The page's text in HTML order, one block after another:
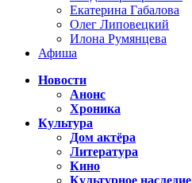
Екатерина Габалова
Олег Липовецкий
Илона Румянцева
Афиша
Новости
Анонс
Хроника
Культура
Дом актёра
Литература
Кино